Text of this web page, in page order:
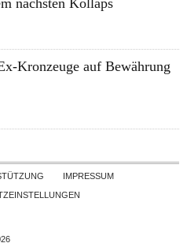
nächsten Kollaps
Kronzeuge auf Bewährung
Skip to contentIMPRESSUM